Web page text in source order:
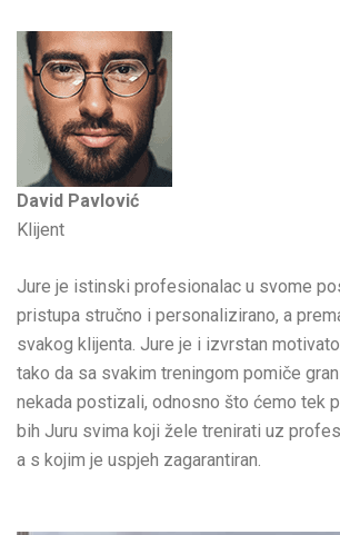
David Pavlović
Klijent
Jure je istinski profesionalac u svome
pristupa stručno i personalizirano, a
svakog klijenta. Jure je i izvrstan
tako da sa svakim treningom pomiče
nekada postizali, odnosno što ćemo tek
bih Juru svima koji žele trenirati uz
a s kojim je uspjeh zagarantiran.